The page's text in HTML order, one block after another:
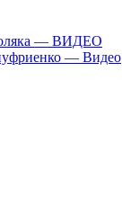
— ВИДЕО
— Видео